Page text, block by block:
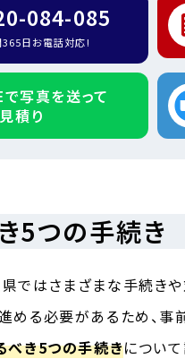
084-085
日お電話対応!
写真を送って
積り
5つの手続き
ではさまざまな手続き
める必要があるため、事
べき5つの手続きについて